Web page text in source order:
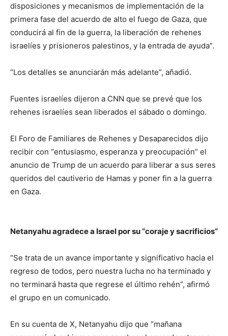
disposiciones y mecanismos de implementación de la
primera fase del acuerdo de alto el fuego de Gaza, que
conducirá al fin de la guerra, la liberación de rehenes
israelíes y prisioneros palestinos, y la entrada de ayuda”.
“Los detalles se anunciarán más adelante”, añadió.
Fuentes israelíes dijeron a CNN que se prevé que los
rehenes israelíes sean liberados el sábado o domingo.
El Foro de Familiares de Rehenes y Desaparecidos dijo
recibir con “entusiasmo, esperanza y preocupación” el
anuncio de Trump de un acuerdo para liberar a sus seres
queridos del cautiverio de Hamas y poner fin a la guerra
en Gaza.
Netanyahu agradece a Israel por su “coraje y sacrificios”
“Se trata de un avance importante y significativo hacia el
regreso de todos, pero nuestra lucha no ha terminado y
no terminará hasta que regrese el último rehén”, afirmó
el grupo en un comunicado.
En su cuenta de X, Netanyahu dijo que “mañana